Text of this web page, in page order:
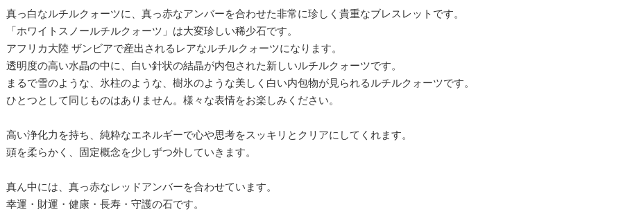
真っ白なルチルクォーツに、真っ赤なアンバーを合わせた非常に珍しく貴重なブレスレットです。
「ホワイトスノールチルクォーツ」は大変珍しい稀少石です。
アフリカ大陸 ザンビアで産出されるレアなルチルクォーツになります。
透明度の高い水晶の中に、白い針状の結晶が内包された新しいルチルクォーツです。
まるで雪のような、氷柱のような、樹氷のような美しく白い内包物が見られるルチルクォーツです。
ひとつとして同じものはありません。様々な表情をお楽しみください。
高い浄化力を持ち、純粋なエネルギーで心や思考をスッキリとクリアにしてくれます。
頭を柔らかく、固定概念を少しずつ外していきます。
真ん中には、真っ赤なレッドアンバーを合わせています。
幸運・財運・健康・長寿・守護の石です。